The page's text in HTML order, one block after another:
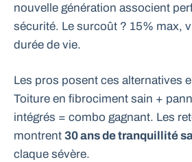
nouvelle génération associent
sécurité. Le surcoût ? 15% max,
durée de vie.
Les pros posent ces alternatives
Toiture en fibrociment sain +
intégrés = combo gagnant. Les
montrent 30 ans de tranquillité
claque sévère.